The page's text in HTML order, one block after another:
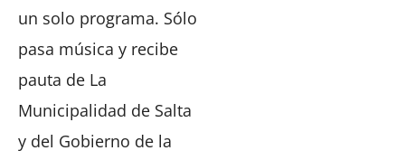
un solo programa. Sólo
pasa música y recibe
pauta de La
Municipalidad de Salta
y del Gobierno de la